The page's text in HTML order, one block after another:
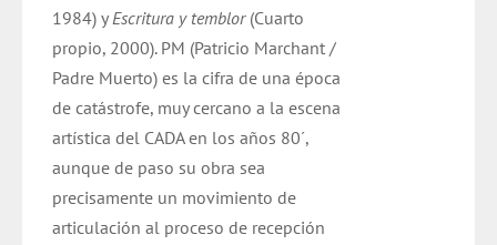
1984) yEscritura y temblor(Cuarto
propio, 2000). PM (Patricio Marchant /
Padre Muerto) es la cifra de una época
de catástrofe, muy cercano a la escena
artística del CADA en los años 80´,
aunque de paso su obra sea
precisamente un movimiento de
articulación al proceso de recepción